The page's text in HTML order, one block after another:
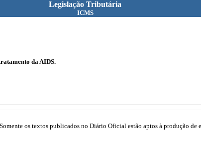
Legislação Tributária
ICMS
da AIDS.
os textos publicados no Diário Oficial estão aptos à produção de